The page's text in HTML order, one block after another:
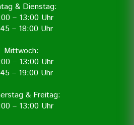
& Dienstag:
– 13:00 Uhr
– 18:00 Uhr
Mittwoch:
– 13:00 Uhr
– 19:00 Uhr
& Freitag:
– 13:00 Uhr